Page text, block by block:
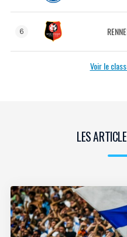
6
Voir le
LES